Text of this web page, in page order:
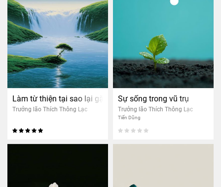
Làm từ thiện tại sao lại gặp họa?
Trưởng lão Thích Thông Lạc
Sự sống trong vũ trụ
Trưởng lão Thích Thông Lạc
Tiến Dũng